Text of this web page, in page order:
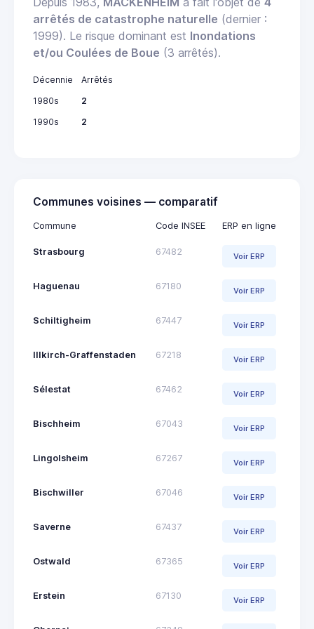
arrêtés de catastrophe naturelle (dernier :
1999). Le risque dominant est Inondations
et/ou Coulées de Boue (3 arrêtés).
Décennie
Arrêtés
1980s
2
1990s
2
Communes voisines — comparatif
Commune Code INSEE ERP en ligne
Strasbourg 67482 Voir ERP
Haguenau 67180 Voir ERP
Schiltigheim 67447 Voir ERP
Illkirch-Graffenstaden 67218 Voir ERP
Sélestat 67462 Voir ERP
Bischheim 67043 Voir ERP
Lingolsheim 67267 Voir ERP
Bischwiller 67046 Voir ERP
Saverne 67437 Voir ERP
Ostwald 67365 Voir ERP
Erstein 67130 Voir ERP